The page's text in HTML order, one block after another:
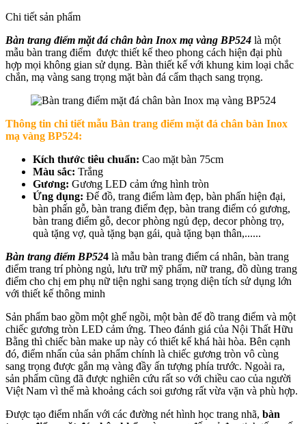
Chi tiết sản phẩm
Bàn trang điểm mặt đá chân bàn Inox mạ vàng BP524 là một
mẫu bàn trang điểm được thiết kế theo phong cách hiện đại phù
hợp mọi không gian sử dụng. Bàn thiết kế với khung kim loại chắc
chắn, mạ vàng sang trọng mặt bàn đá cẩm thạch sang trọng.
Thông tin chi tiết mẫu Bàn trang điểm mặt đá chân bàn Inox
mạ vàng BP524:
Kích thước tiêu chuẩn: Cao mặt bàn 75cm
Màu sắc: Trắng
Gương: Gương LED cảm ứng hình tròn
Ứng dụng: Để đồ, trang điểm làm đẹp, bàn phấn hiện đại,
bàn phấn gỗ, bàn trang điểm đẹp, bàn trang điểm có gương,
bàn trang điểm gỗ, decor phòng ngủ đẹp, decor phòng trọ,
quà tặng vợ, quà tặng bạn gái, quà tặng bạn thân,......
Bàn trang điểm BP524 là mẫu bàn trang điểm cá nhân, bàn trang
điểm trang trí phòng ngủ, lưu trữ mỹ phẩm, nữ trang, đồ dùng trang
điểm cho chị em phụ nữ tiện nghi sang trọng diện tích sử dụng lớn
với thiết kế thông minh
Sản phẩm bao gồm một ghế ngồi, một bàn để đồ trang điểm và một
chiếc gương tròn LED cảm ứng. Theo đánh giá của Nội Thất Hữu
Bằng thì chiếc bàn make up này có thiết kế khá hài hòa. Bên cạnh
đó, điểm nhấn của sản phẩm chính là chiếc gương tròn vô cùng
sang trọng được gắn mạ vàng đầy ấn tượng phía trước. Ngoài ra,
sản phẩm cũng đã được nghiên cứu rất so với chiều cao của người
Việt Nam vì thế mà khoảng cách soi gương rất vừa vặn và phù hợp.
Được tạo điểm nhấn với các đường nét hình học trang nhã, bàn